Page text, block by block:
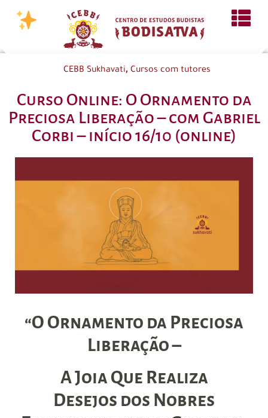
CEBB Sukhavati, Cursos com tutores
Curso Online: O Ornamento da
Preciosa Liberação – com Gabriel
Corbi – início 16/10 (online)
“O Ornamento da Preciosa
Liberação –
A Joia Que Realiza
Desejos dos Nobres